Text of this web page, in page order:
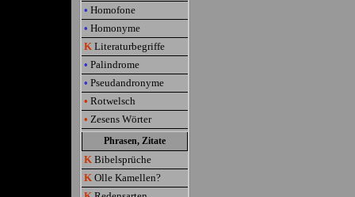
• Homofone
• Homonyme
K Literaturbegriffe
• Palindrome
• Pseudandronyme
• Rotwelsch
• Zesens Wörter
Phrasen, Zitate
K Bibelsprüche
K Olle Kamellen?